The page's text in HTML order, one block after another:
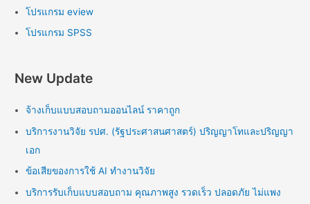
โปรแกรม eview
โปรแกรม SPSS
New Update
จ้างเก็บแบบสอบถามออนไลน์ ราคาถูก
บริการงานวิจัย รปศ. (รัฐประศาสนศาสตร์) ปริญญาโทและปริญญา
เอก
ข้อเสียของการใช้ AI ทำงานวิจัย
บริการรับเก็บแบบสอบถาม คุณภาพสูง รวดเร็ว ปลอดภัย ไม่แพง